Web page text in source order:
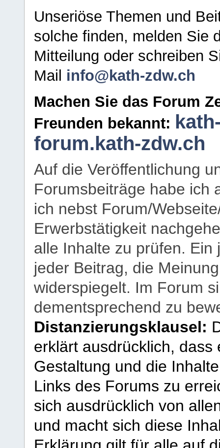
Unseriöse Themen und
solche finden, melden Sie
Mitteilung oder schreiben
Mail info@kath-zdw.ch
Machen Sie das Forum
Freunden bekannt:
forum.kath-zdw.ch
Auf die Veröffentlichung
Forumsbeiträge habe ich
ich nebst Forum/
Erwerbstätigkeit
alle Inhalte zu prüfen.
jeder Beitrag, die
widerspiegelt. Im Forum
dementsprechend zu
Distanzierungsklausel:
erklärt ausdrücklich,
Gestaltung und die
Links des Forums zu
sich ausdrücklich von
und macht sich diese